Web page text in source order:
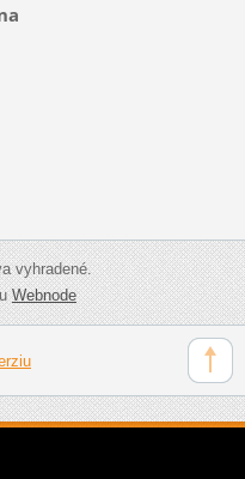
vyhradené.
Webnode